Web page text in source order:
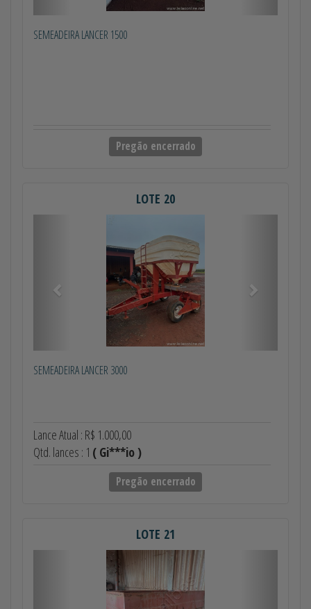
SEMEADEIRA LANCER 1500
Pregão encerrado
LOTE 20
SEMEADEIRA LANCER 3000
Lance Atual : R$ 1.000,00
Qtd. lances : 1 ( Gi***io )
Pregão encerrado
LOTE 21